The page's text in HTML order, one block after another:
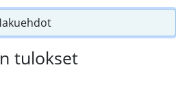
tulokset